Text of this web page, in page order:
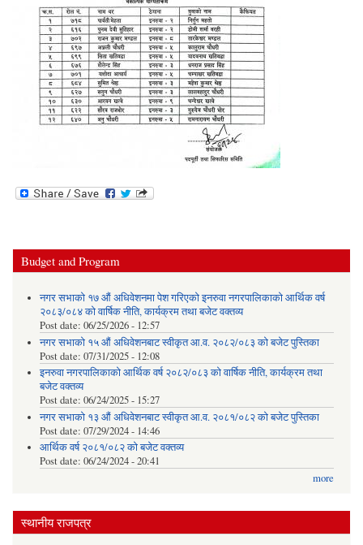
Budget and Program
नगर सभाको १७ औं अधिवेशनमा पेश गरिएको इनरुवा नगरपालिकाको आर्थिक वर्ष
२०८३/०८४ को वार्षिक नीति, कार्यक्रम तथा बजेट वक्तव्य
Post date: 06/25/2026 - 12:57
नगर सभाको १५ औं अधिवेशनबाट स्वीकृत आ.व. २०८२/०८३ को बजेट पुस्तिका
Post date: 07/31/2025 - 12:08
इनरुवा नगरपालिकाको आर्थिक वर्ष २०८२/०८३ को वार्षिक नीति, कार्यक्रम तथा
बजेट वक्तव्य
Post date: 06/24/2025 - 15:27
नगर सभाको १३ औं अधिवेशनबाट स्वीकृत आ.व. २०८१/०८२ को बजेट पुस्तिका
Post date: 07/29/2024 - 14:46
आर्थिक वर्ष २०८१/०८२ को बजेट वक्तव्य
Post date: 06/24/2024 - 20:41
more
स्थानीय राजपत्र